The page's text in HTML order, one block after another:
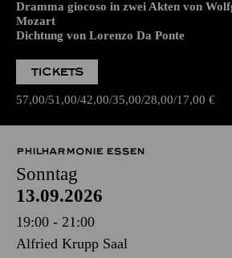
Dramma giocoso in zwei Akten von
Mozart
Dichtung von Lorenzo Da Ponte
TICKETS
57,00 51,00 42,00 35,00 28,00 17,00 €
PHILHARMONIE ESSEN
Sonntag
13.09.2026
19:00 - 21:00
Alfried Krupp Saal